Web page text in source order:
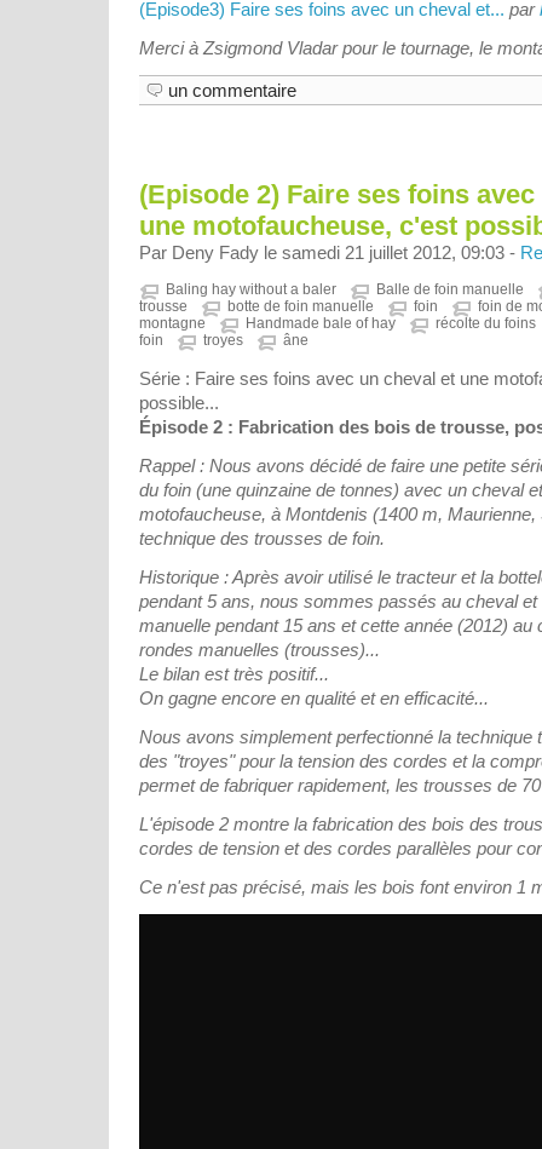
(Episode3) Faire ses foins avec un cheval et... par
Merci à Zsigmond Vladar pour le tournage, le
un commentaire
(Episode 2) Faire ses foins
une motofaucheuse, c'est
Par Deny Fady le samedi 21 juillet 2012, 09:03 -
Baling hay without a baler
Balle de foin manuelle
trousse
botte de foin manuelle foin
foin de
montagne
Handmade bale of hay
récolte du foins
foin
troyes âne
Série : Faire ses foins avec un cheval et une
possible...
Épisode 2 : Fabrication des bois de trousse,
Rappel : Nous avons décidé de faire une petite
du foin (une quinzaine de tonnes) avec un cheval
motofaucheuse, à Montdenis (1400 m, Maurienne,
technique des trousses de foin.
Historique : Après avoir utilisé le tracteur et la
pendant 5 ans, nous sommes passés au cheval
manuelle pendant 15 ans et cette année (2012) au
rondes manuelles (trousses)...
Le bilan est très positif...
On gagne encore en qualité et en efficacité...
Nous avons simplement perfectionné la technique
des "troyes" pour la tension des cordes et la
permet de fabriquer rapidement, les trousses de
L'épisode 2 montre la fabrication des bois des
cordes de tension et des cordes parallèles pour
Ce n'est pas précisé, mais les bois font environ 1